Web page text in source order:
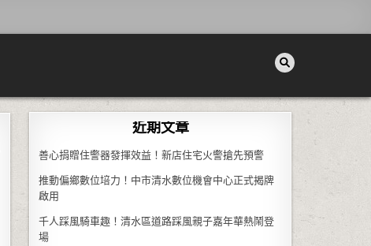
近期文章
善心捐贈住警器發揮效益！新店住宅火警搶先預警
推動偏鄉數位培力！中市清水數位機會中心正式揭牌
啟用
千人踩風騎車趣！清水區道路踩風親子嘉年華熱鬧登
場